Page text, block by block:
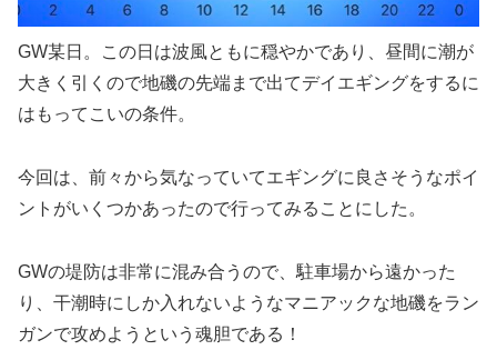
GW某日。この日は波風ともに穏やかであり、昼間に潮が
大きく引くので地磯の先端まで出てデイエギングをするに
はもってこいの条件。
今回は、前々から気なっていてエギングに良さそうなポイ
ントがいくつかあったので行ってみることにした。
GWの堤防は非常に混み合うので、駐車場から遠かった
り、干潮時にしか入れないようなマニアックな地磯をラン
ガンで攻めようという魂胆である！